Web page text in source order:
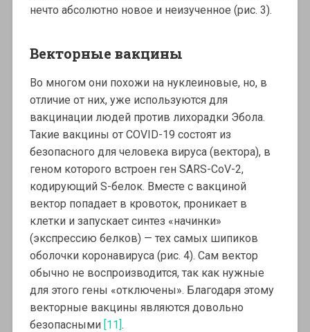
нечто абсолютно новое и неизученное (рис. 3).
Векторные вакцины
Во многом они похожи на нуклеиновые, но, в
отличие от них, уже используются для
вакцинации людей против лихорадки Эбола.
Такие вакцины от COVID-19 состоят из
безопасного для человека вируса (вектора), в
геном которого встроен ген SARS-CoV-2,
кодирующий S-белок. Вместе с вакциной
вектор попадает в кровоток, проникает в
клетки и запускает синтез «начинки»
(экспрессию белков) — тех самых шипиков
оболочки коронавируса (рис. 4). Сам вектор
обычно не воспроизводится, так как нужные
для этого гены «отключены». Благодаря этому
векторные вакцины являются довольно
безопасными [11].